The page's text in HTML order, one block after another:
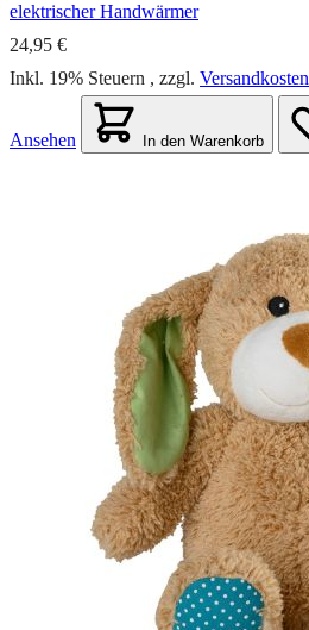
elektrischer Handwärmer
24,95 €
Inkl. 19% Steuern , zzgl. Versandkosten
Ansehen In den Warenkorb